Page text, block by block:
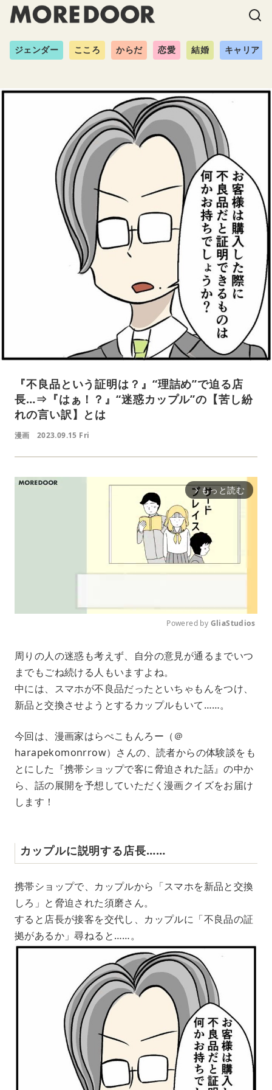
ジェンダー こころ からだ 恋愛 結婚 キャリア
『不良品という証明は？』“理詰め”で迫る店
長…⇒『はぁ！？』“迷惑カップル”の【苦し紛
れの言い訳】とは
漫画 2023.09.15 Fri
arrow_forward_ios もっと読む
u
e
Powered by GliaStudios
周りの人の迷惑も考えず、自分の意見が通るまでいつ
までもごね続ける人もいますよね。
中には、スマホが不良品だったといちゃもんをつけ、
新品と交換させようとするカップルもいて……。
今回は、漫画家はらぺこもんろー（＠
harapekomonrrow）さんの、読者からの体験談をも
とにした『携帯ショップで客に脅迫された話』の中か
ら、話の展開を予想していただく漫画クイズをお届け
します！
カップルに説明する店長……
携帯ショップで、カップルから「スマホを新品と交換
しろ」と脅迫された須磨さん。
すると店長が接客を交代し、カップルに「不良品の証
拠があるか」尋ねると……。